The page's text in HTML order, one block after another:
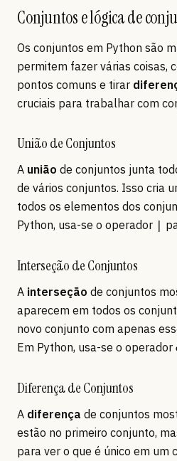
Conjuntos e lógica de
Os conjuntos em Python são
permitem fazer várias coisas,
pontos comuns e tirar
cruciais para trabalhar com
União de Conjuntos
A união de conjuntos junta
de vários conjuntos. Isso cria
todos os elementos dos
Python, usa-se o operador |
Interseção de Conjuntos
A interseção de conjuntos
aparecem em todos os
novo conjunto com apenas
Em Python, usa-se o operador
Diferença de Conjuntos
A diferença de conjuntos
estão no primeiro conjunto,
para ver o que é único em um